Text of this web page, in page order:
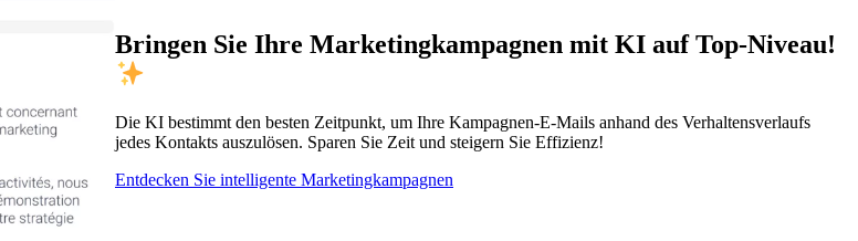
Bringen Sie Ihre Marketingkampagnen mit KI auf Top-Niveau!
Die KI bestimmt den besten Zeitpunkt, um Ihre Kampagnen-E-Mails anhand des Verhaltensverlaufs
jedes Kontakts auszulösen. Sparen Sie Zeit und steigern Sie Effizienz!
Entdecken Sie intelligente Marketingkampagnen